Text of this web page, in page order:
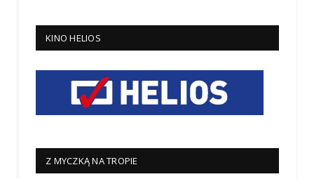
KINO HELIOS
Z MYCZKĄ NA TROPIE